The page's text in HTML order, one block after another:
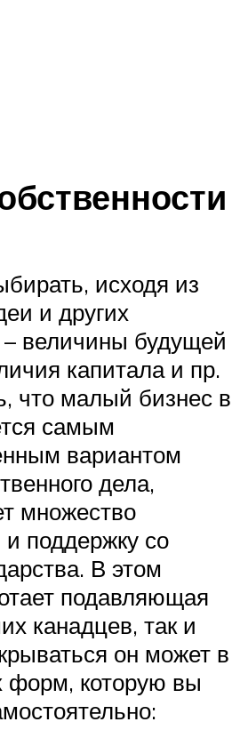
исходя из
и других
величины будущей
капитала и пр.
что малый бизнес в
самым
вариантом
дела,
множество
поддержку со
В этом
подавляющая
канадцев, так и
он может в
форм, которую вы